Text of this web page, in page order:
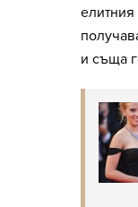
елитния
и съща